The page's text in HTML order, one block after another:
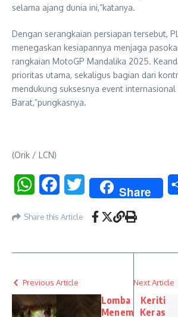
selama ajang dunia ini,”katanya.
Dengan serangkaian persiapan tersebut,
menegaskan kesiapannya menjaga
rangkaian MotoGP Mandalika 2025.
prioritas utama, sekaligus bagian dari
mendukung suksesnya event
Barat,”pungkasnya.
(Orik / LCN)
WhatsAppFacebookTwitter Share
Share this Article
Previous Article
Lomba
Menem
Next Article
Keriti
Keras